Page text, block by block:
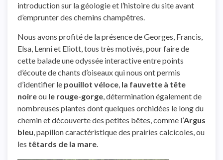
introduction sur la géologie et l’histoire du site avant
d’emprunter des chemins champêtres.
Nous avons profité de la présence de Georges, Francis,
Elsa, Lenni et Eliott, tous très motivés, pour faire de
cette balade une odyssée interactive entre points
d’écoute de chants d’oiseaux qui nous ont permis
d’identifier le pouillot véloce, la fauvette à tête
noireou le rouge-gorge, détermination également de
nombreuses plantes dont quelques orchidées le long du
chemin et découverte des petites bêtes, comme l’Argus
bleu, papillon caractéristique des prairies calcicoles, ou
les têtards de la mare.